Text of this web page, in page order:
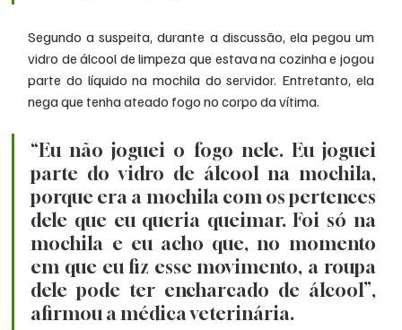
Segundo a suspeita, durante a discussão, ela pegou um
vidro de álcool de limpeza que estava na cozinha e jogou
parte do líquido na mochila do servidor. Entretanto, ela
nega que tenha ateado fogo no corpo da vítima.
“Eu não joguei o fogo nele. Eu joguei
parte do vidro de álcool na mochila,
porque era a mochila com os pertences
dele que eu queria queimar. Foi só na
mochila e eu acho que, no momento
em que eu fiz esse movimento, a roupa
dele pode ter encharcado de álcool”,
afirmou a médica veterinária.